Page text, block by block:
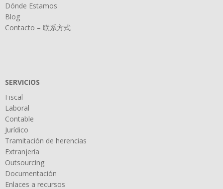
Dónde Estamos
Blog
Contacto – 联系方式
SERVICIOS
Fiscal
Laboral
Contable
Jurídico
Tramitación de herencias
Extranjería
Outsourcing
Documentación
Enlaces a recursos